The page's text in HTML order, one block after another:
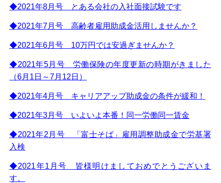
◆2021年8月号 とある会社の入社面接試験です
◆2021年7月号 高齢者雇用助成金活用しませんか？
◆2021年6月号 10万円では安過ぎませんか？
◆2021年5月号 労働保険の年度更新の時期がきました
（6月1日～7月12日）
◆2021年4月号 キャリアアップ助成金の条件が緩和！
◆2021年3月号 いよいよ本番！同一労働同一賃金
◆2021年2月号 「富士そば」雇用調整助成金で労基署
入検
◆2021年1月号 皆様明けましておめでとうございま
す。